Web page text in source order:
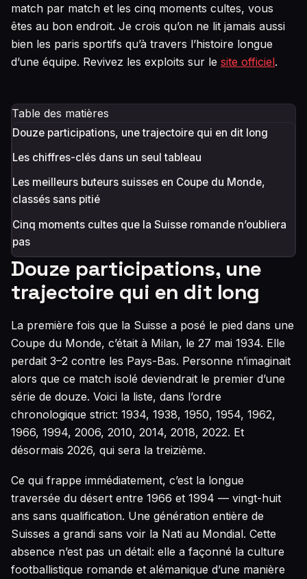
match par match et les cinq moments cultes, vous
êtes au bon endroit. Je crois qu’on ne lit jamais aussi
bien les paris sportifs qu’à travers l’histoire longue
d’une équipe. Revivez les exploits sur le site officiel.
Table des matières
Douze participations, une trajectoire qui en dit long
Les chiffres-clés dans un seul tableau
Les meilleurs buteurs suisses en Coupe du Monde,
classés sans pitié
Cinq moments cultes que la Suisse romande n’oubliera
pas
Douze participations, une
trajectoire qui en dit long
La première fois que la Suisse a posé le pied dans une
Coupe du Monde, c’était à Milan, le 27 mai 1934. Elle
perdait 3–2 contre les Pays-Bas. Personne n’imaginait
alors que ce match isolé deviendrait le premier d’une
série de douze. Voici la liste, dans l’ordre
chronologique strict: 1934, 1938, 1950, 1954, 1962,
1966, 1994, 2006, 2010, 2014, 2018, 2022. Et
désormais 2026, qui sera la treizième.
Ce qui frappe immédiatement, c’est la longue
traversée du désert entre 1966 et 1994 — vingt-huit
ans sans qualification. Une génération entière de
Suisses a grandi sans voir la Nati au Mondial. Cette
absence n’est pas un détail: elle a façonné la culture
footballistique romande et alémanique d’une manière